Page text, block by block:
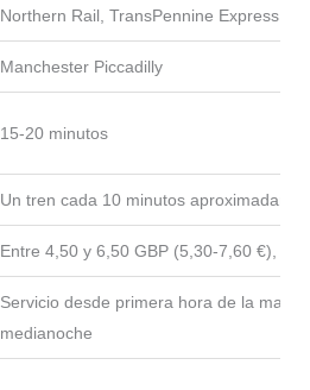
Northern Rail, TransPennine Express y
Manchester Piccadilly
15-20 minutos
Un tren cada 10 minutos
Entre 4,50 y 6,50 GBP (5,30-7,60 €),
Servicio desde primera hora de la
medianoche